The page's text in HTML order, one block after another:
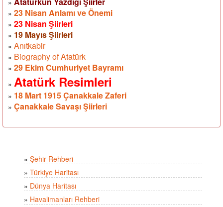
»
» 23 Nisan Anlamı ve Önemi
» 23 Nisan Şiirleri
» 19 Mayıs Şiirleri
» Anıtkabir
» Biography of Atatürk
» 29 Ekim Cumhuriyet Bayramı
» Atatürk Resimleri
» 18 Mart 1915 Çanakkale Zaferi
» Çanakkale Savaşı Şiirleri
» Şehir Rehberi
» Türkiye Haritası
» Dünya Haritası
» Havalimanları Rehberi